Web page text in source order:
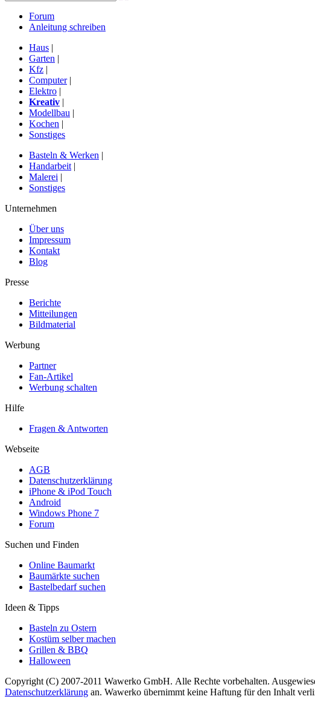
Forum
Anleitung schreiben
Haus |
Garten |
Kfz |
Computer|
Elektro |
Kreativ |
Modellbau |
Kochen |
Sonstiges
Basteln & Werken |
Handarbeit |
Malerei |
Sonstiges
Unternehmen
Über uns
Impressum
Kontakt
Blog
Presse
Berichte
Mitteilungen
Bildmaterial
Werbung
Partner
Fan-Artikel
Werbung schalten
Hilfe
Fragen & Antworten
Webseite
AGB
Datenschutzerklärung
iPhone & iPod Touch
Android
Windows Phone 7
Forum
Suchen und Finden
Online Baumarkt
Baumärkte suchen
Bastelbedarf suchen
Ideen & Tipps
Basteln zu Ostern
Kostüm selber machen
Grillen & BBQ
Halloween
Copyright (C) 2007-2011 Wawerko GmbH. Alle Rechte vorbehalten.
Datenschutzerklärung an. Wawerko übernimmt keine Haftung für den Inhalt